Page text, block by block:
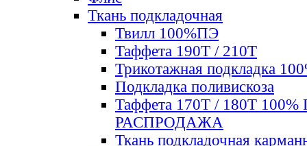
Ткань подкладочная
Твилл 100%ПЭ
Таффета 190Т / 210Т
Трикотажная подкладка
Подкладка поливискоза
Таффета 170Т / 180Т 100%
РАСПРОДАЖА
Ткань подкладочная